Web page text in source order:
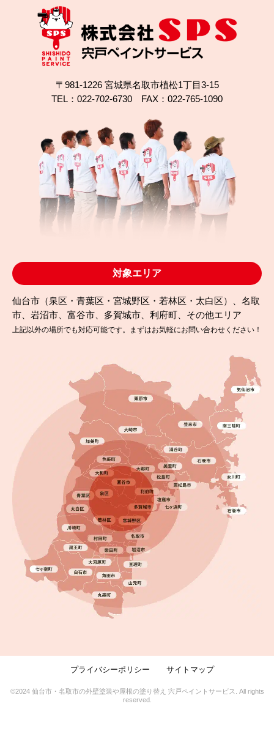
〒981-1226 宮城県名取市植松1丁目3-15
TEL：022-702-6730 FAX：022-765-1090
対象エリア
仙台市（泉区・青葉区・宮城野区・若林区・太白区）、名取
市、岩沼市、富谷市、多賀城市、利府町、その他エリア
上記以外の場所でも対応可能です。まずはお気軽にお問い合わせください！
プライバシーポリシー サイトマップ
©2024 仙台市・名取市の外壁塗装や屋根の塗り替え 宍戸ペイントサービス. All rights
reserved.